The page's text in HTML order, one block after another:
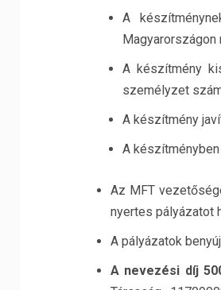
A
A készítmény
személyzet
A készítmény
A
Az MFT
nyertes pályázatot
A pályázatok
A nevezési díj